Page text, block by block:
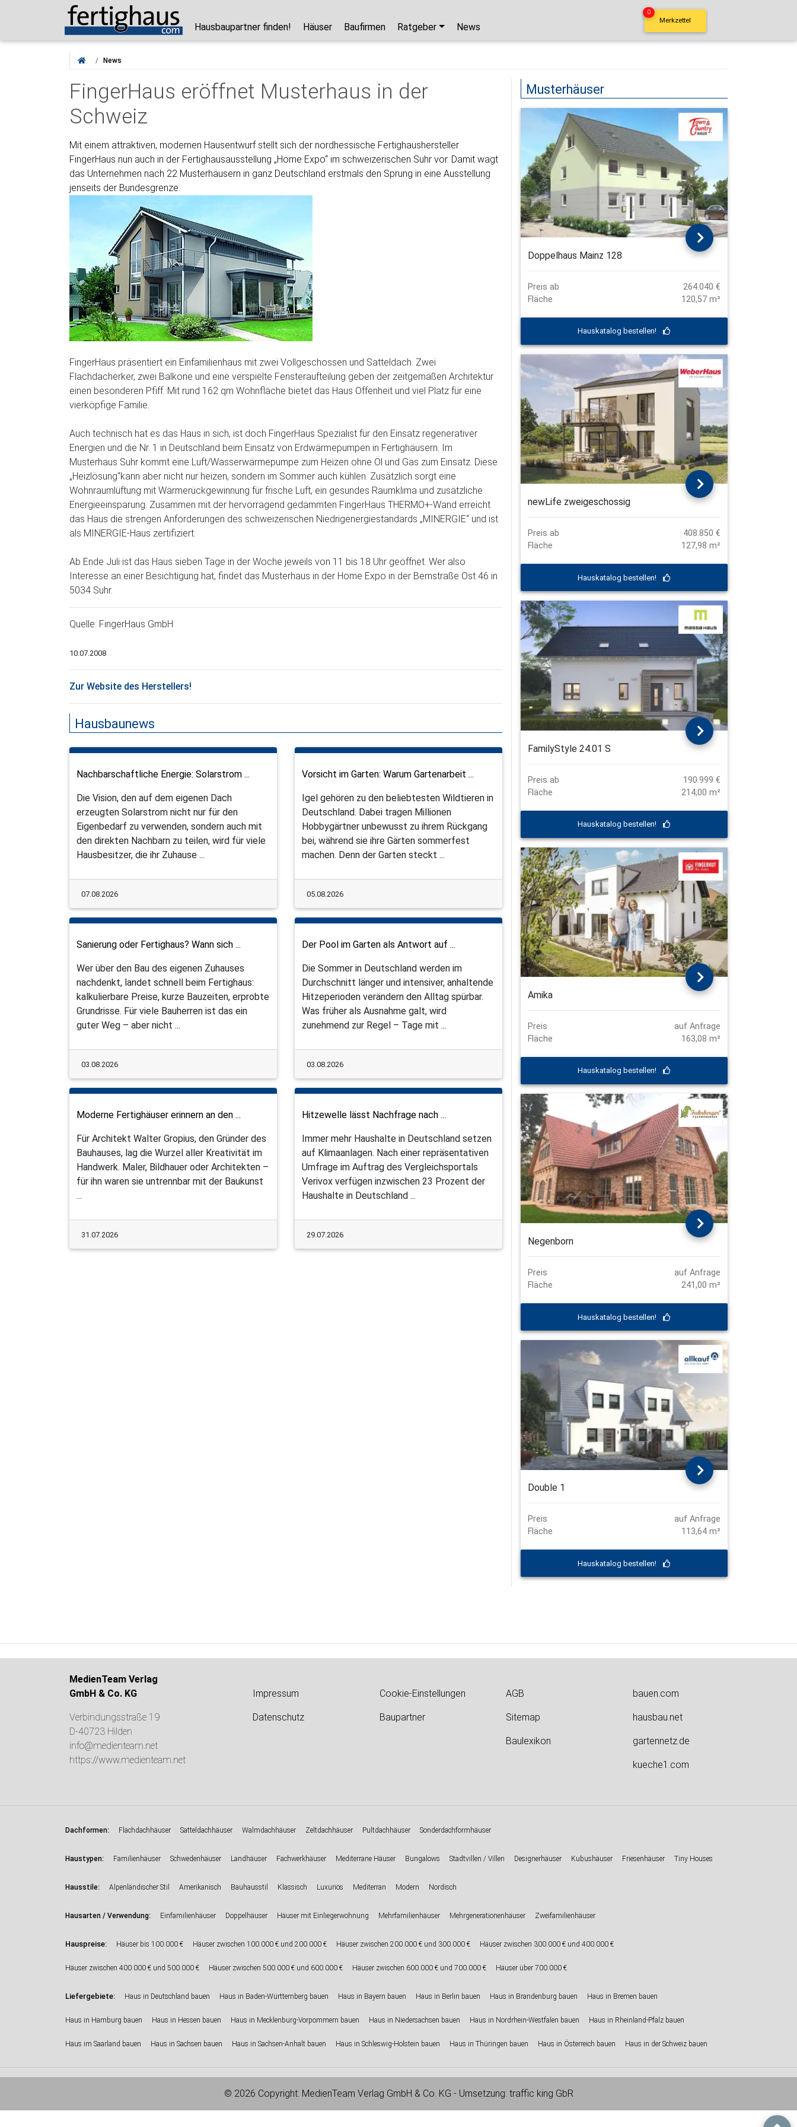
den passenden Haushersteller für Ihr
kostenlose Kataloge
zuverlässige Hersteller
Hausbaupartner finden! Häuser Baufirmen Ratgeber News
News
FingerHaus eröffnet Musterhaus in der
Schweiz
Mit einem attraktiven, modernen Hausentwurf stellt sich der nordhessische Fertighaushersteller
FingerHaus nun auch in der Fertighausausstellung „Home Expo“ im schweizerischen Suhr vor. Damit wagt
das Unternehmen nach 22 Musterhäusern in ganz Deutschland erstmals den Sprung in eine Ausstellung
jenseits der Bundesgrenze.
FingerHaus präsentiert ein Einfamilienhaus mit zwei Vollgeschossen und Satteldach. Zwei
Flachdacherker, zwei Balkone und eine verspielte Fensteraufteilung geben der zeitgemäßen Architektur
einen besonderen Pfiff. Mit rund 162 qm Wohnfläche bietet das Haus Offenheit und viel Platz für eine
vierköpfige Familie.
Auch technisch hat es das Haus in sich, ist doch FingerHaus Spezialist für den Einsatz regenerativer
Energien und die Nr. 1 in Deutschland beim Einsatz von Erdwärmepumpen in Fertighäusern. Im
Musterhaus Suhr kommt eine Luft/Wasserwärmepumpe zum Heizen ohne Öl und Gas zum Einsatz. Diese
„Heizlösung“kann aber nicht nur heizen, sondern im Sommer auch kühlen. Zusätzlich sorgt eine
Wohnraumlüftung mit Wärmerückgewinnung für frische Luft, ein gesundes Raumklima und zusätzliche
Energieeinsparung. Zusammen mit der hervorragend gedämmten FingerHaus THERMO+-Wand erreicht
das Haus die strengen Anforderungen des schweizerischen Niedrigenergiestandards „MINERGIE“ und ist
als MINERGIE-Haus zertifiziert.
Ab Ende Juli ist das Haus sieben Tage in der Woche jeweils von 11 bis 18 Uhr geöffnet. Wer also
Interesse an einer Besichtigung hat, findet das Musterhaus in der Home Expo in der Bernstraße Ost 46 in
5034 Suhr.
Quelle: FingerHaus GmbH
10.07.2008
Zur Website des Herstellers!
Hausbaunews
Nachbarschaftliche Energie: Solarstrom ...
Die Vision, den auf dem eigenen Dach
erzeugten Solarstrom nicht nur für den
Eigenbedarf zu verwenden, sondern auch mit
den direkten Nachbarn zu teilen, wird für viele
Hausbesitzer, die ihr Zuhause ...
07.08.2026
Vorsicht im Garten: Warum Gartenarbeit ...
Igel gehören zu den beliebtesten Wildtieren in
Deutschland. Dabei tragen Millionen
Hobbygärtner unbewusst zu ihrem Rückgang
bei, während sie ihre Gärten sommerfest
machen. Denn der Garten steckt ...
05.08.2026
Sanierung oder Fertighaus? Wann sich ...
Wer über den Bau des eigenen Zuhauses
nachdenkt, landet schnell beim Fertighaus:
kalkulierbare Preise, kurze Bauzeiten, erprobte
Grundrisse. Für viele Bauherren ist das ein
guter Weg – aber nicht ...
03.08.2026
Der Pool im Garten als Antwort auf ...
Die Sommer in Deutschland werden im
Durchschnitt länger und intensiver, anhaltende
Hitzeperioden verändern den Alltag spürbar.
Was früher als Ausnahme galt, wird
zunehmend zur Regel – Tage mit ...
03.08.2026
Moderne Fertighäuser erinnern an den ...
Für Architekt Walter Gropius, den Gründer des
Bauhauses, lag die Wurzel aller Kreativität im
Handwerk. Maler, Bildhauer oder Architekten –
für ihn waren sie untrennbar mit der Baukunst
...
31.07.2026
Hitzewelle lässt Nachfrage nach ...
Immer mehr Haushalte in Deutschland setzen
auf Klimaanlagen. Nach einer repräsentativen
Umfrage im Auftrag des Vergleichsportals
Verivox verfügen inzwischen 23 Prozent der
Haushalte in Deutschland ...
29.07.2026
Musterhäuser
Doppelhaus Mainz 128
Preis ab
264.040 €
Fläche
120,57 m²
Hauskatalog bestellen!
newLife zweigeschossig
Preis ab
408.850 €
Fläche
127,98 m²
Hauskatalog bestellen!
FamilyStyle 24.01 S
Preis ab
190.999 €
Fläche
214,00 m²
Hauskatalog bestellen!
Amika
Preis
auf Anfrage
Fläche
163,08 m²
Hauskatalog bestellen!
Negenborn
Preis
auf Anfrage
Fläche
241,00 m²
Hauskatalog bestellen!
Double 1
Preis
auf Anfrage
Fläche
113,64 m²
Hauskatalog bestellen!
MedienTeam Verlag
GmbH & Co. KG
Verbindungsstraße 19
D-40723 Hilden
info@medienteam.net
https://www.medienteam.net
Impressum
Datenschutz
Cookie-Einstellungen
Baupartner
AGB
Sitemap
Baulexikon
bauen.com
hausbau.net
gartennetz.de
kueche1.com
Dachformen: Flachdachhäuser Satteldachhäuser Walmdachhäuser Zeltdachhäuser Pultdachhäuser Sonderdachformhäuser
Haustypen: Familienhäuser Schwedenhäuser Landhäuser Fachwerkhäuser Mediterrane Häuser Bungalows Stadtvillen / Villen Designerhäuser Kubushäuser Friesenhäuser Tiny Houses
Hausstile: Alpenländischer Stil Amerikanisch Bauhausstil Klassisch Luxuriös Mediterran Modern Nordisch
Hausarten / Verwendung: Einfamilienhäuser Doppelhäuser Häuser mit Einliegerwohnung Mehrfamilienhäuser Mehrgenerationenhäuser Zweifamilienhäuser
Hauspreise: Häuser bis 100.000 € Häuser zwischen 100.000 € und 200.000 € Häuser zwischen 200.000 € und 300.000 € Häuser zwischen 300.000 € und 400.000 €
Häuser zwischen 400.000 € und 500.000 € Häuser zwischen 500.000 € und 600.000 € Häuser zwischen 600.000 € und 700.000 € Häuser über 700.000 €
Liefergebiete: Haus in Deutschland bauen Haus in Baden-Württemberg bauen Haus in Bayern bauen Haus in Berlin bauen Haus in Brandenburg bauen Haus in Bremen bauen
Haus in Hamburg bauen Haus in Hessen bauen Haus in Mecklenburg-Vorpommern bauen Haus in Niedersachsen bauen Haus in Nordrhein-Westfalen bauen Haus in Rheinland-Pfalz bauen
Haus im Saarland bauen Haus in Sachsen bauen Haus in Sachsen-Anhalt bauen Haus in Schleswig-Holstein bauen Haus in Thüringen bauen Haus in Österreich bauen Haus in der Schweiz bauen
© 2026 Copyright: MedienTeam Verlag GmbH & Co. KG - Umsetzung: traffic king GbR
Merkzettel
0